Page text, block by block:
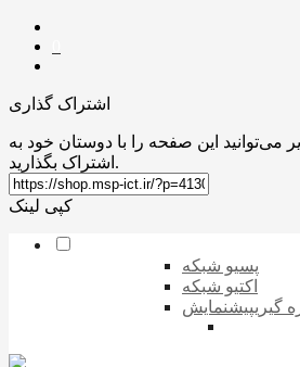
اشتراک گذاری
می‌توانید این صفحه را با دوستان خود به
اشتراک بگذارید.
کپی لینک
پسیو شبکه
اکتیو شبکه
گیریپیشنمایش